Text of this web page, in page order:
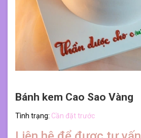
Bánh kem Cao Sao Vàng
Tình trạng: Cần đặt trước